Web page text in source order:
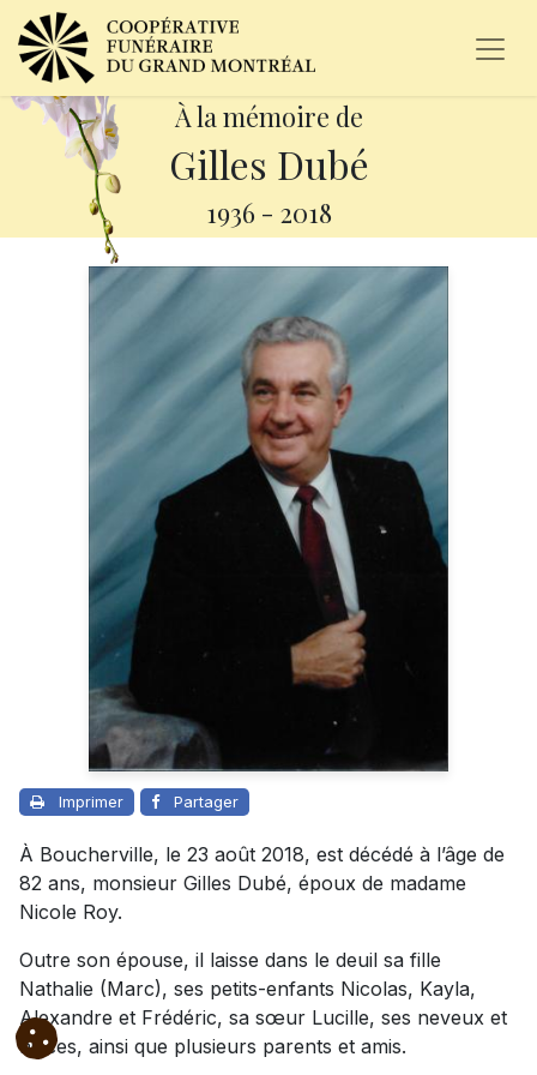
À la mémoire de
Gilles Dubé
1936 - 2018
Imprimer Partager
À Boucherville, le 23 août 2018, est décédé à l’âge de
82 ans, monsieur Gilles Dubé, époux de madame
Nicole Roy.
Outre son épouse, il laisse dans le deuil sa fille
Nathalie (Marc), ses petits-enfants Nicolas, Kayla,
Alexandre et Frédéric, sa sœur Lucille, ses neveux et
nièces, ainsi que plusieurs parents et amis.